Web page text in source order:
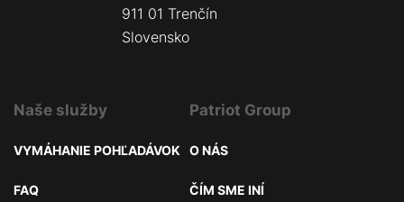
911 01 Trenčín
Slovensko
Naše služby
VYMÁHANIE POHĽADÁVOK
FAQ
Patriot Group
O NÁS
ČÍM SME INÍ